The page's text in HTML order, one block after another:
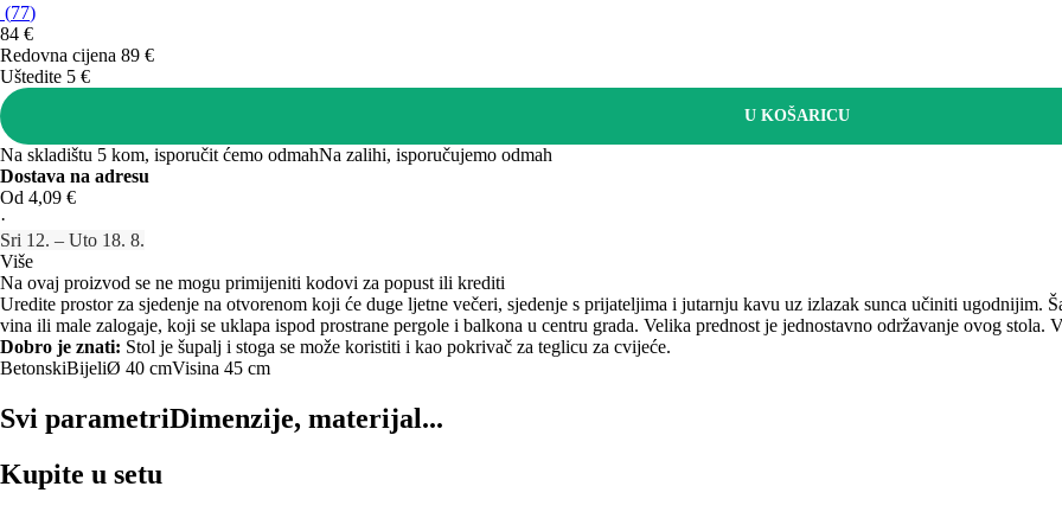
(77)
84 €
Redovna cijena 89 €
Uštedite 5 €
U KOŠARICU
Na skladištu 5 kom, isporučit ćemo odmahNa zalihi, isporučujemo odmah
Dostava na adresu
Od 4,09 €
·
Sri 12. – Uto 18. 8.
Više
Na ovaj proizvod se ne mogu primijeniti kodovi za popust ili krediti
Uredite prostor za sjedenje na otvorenom koji će duge ljetne večeri, sjedenje s prijateljima i jutarnju kavu uz izlazak sunca učiniti ugodnijim.
vina ili male zalogaje, koji se uklapa ispod prostrane pergole i balkona u centru grada. Velika prednost je jednostavno održavanje ovog
Dobro je znati: Stol je šupalj i stoga se može koristiti i kao pokrivač za teglicu za cvijeće.
BetonskiBijeliØ 40 cmVisina 45 cm
Svi parametriDimenzije, materijal...
Kupite u setu